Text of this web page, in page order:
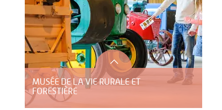
MUSÉE DE LA VIE RURALE ET
FORESTIÈRE